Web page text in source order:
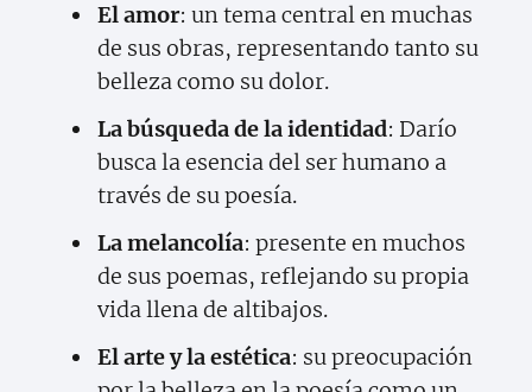
El amor: un tema central en muchas
de sus obras, representando tanto su
belleza como su dolor.
La búsqueda de la identidad: Darío
busca la esencia del ser humano a
través de su poesía.
La melancolía: presente en muchos
de sus poemas, reflejando su propia
vida llena de altibajos.
El arte y la estética: su preocupación